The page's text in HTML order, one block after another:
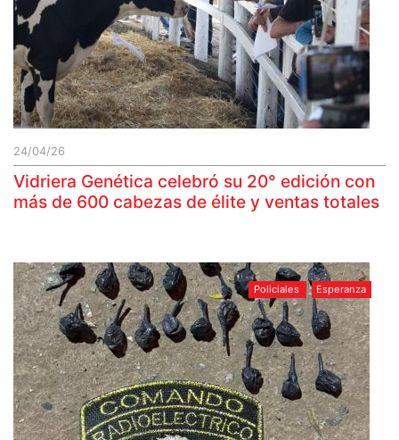
24/04/26
Vidriera Genética celebró su 20° edición con
más de 600 cabezas de élite y ventas totales
Policiales Esperanza